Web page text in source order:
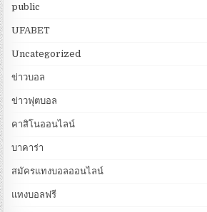
public
UFABET
Uncategorized
ข่าวบอล
ข่าวฟุตบอล
คาสิโนออนไลน์
บาคาร่า
สมัครแทงบอลออนไลน์
แทงบอลฟรี